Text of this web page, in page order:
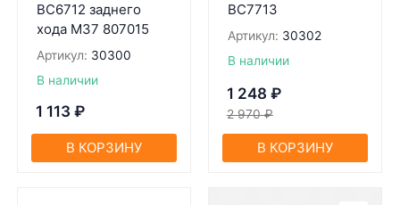
BC6712 заднего
хода М37 807015
Артикул: 30300
В наличии
1 113 ₽
В КОРЗИНУ
BC7713
Артикул: 30302
В наличии
1 248 ₽
2 970 ₽
В КОРЗИНУ